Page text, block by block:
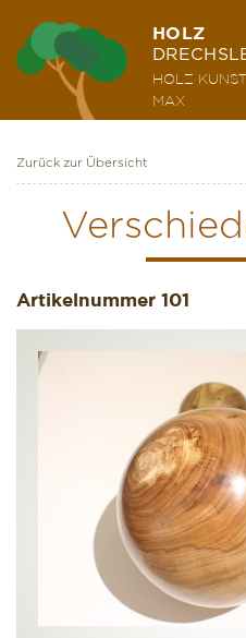
HOLZ
HOLZ KUNST
MAX
MEINE WERKE
AUSSTELLUNG &
ÜBER MICH
Zurück zur Übersicht
Artikelnummer 101